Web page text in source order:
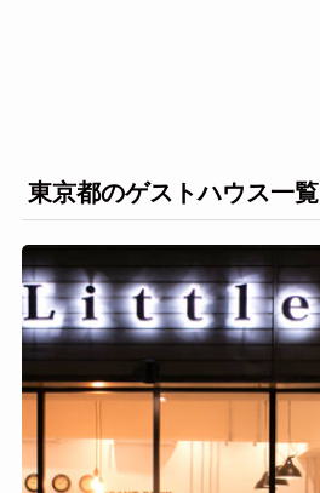
東京都のゲストハウス一覧